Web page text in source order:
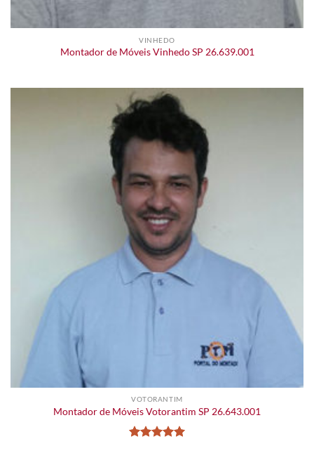
VINHEDO
Montador de Móveis Vinhedo SP 26.639.001
VOTORANTIM
Montador de Móveis Votorantim SP 26.643.001